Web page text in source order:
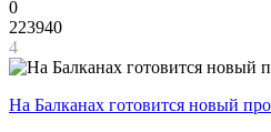
0
223940
4
На Балканах готовится новый